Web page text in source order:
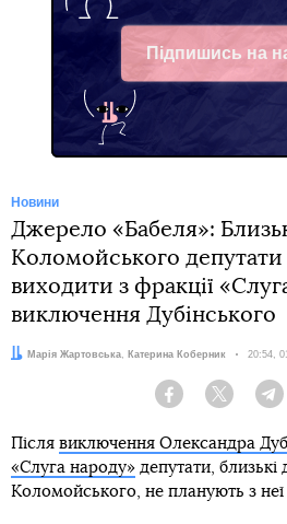
Підпишись на
Facebook
Новини
Джерело «Бабеля»:
Коломойського
виходити з фракції
виключення Дубінського
Автори:
Марія Жартовська, Катерина Коберник Дата:
20:54,
Facebook Twitter
Після виключення Олександра
«Слуга народу» депутати, близькі
Коломойського, не планують з неї